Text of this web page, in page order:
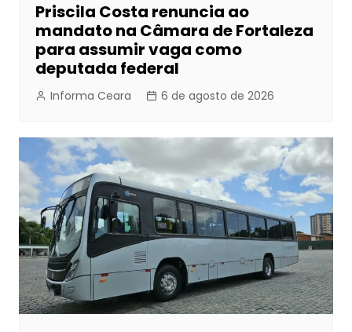
Priscila Costa renuncia ao
mandato na Câmara de Fortaleza
para assumir vaga como
deputada federal
Informa Ceara 6 de agosto de 2026